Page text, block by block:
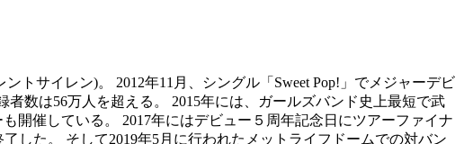
トサイレン)。 2012年11月、シングル「Sweet Pop!」でメジャーデビ
数は56万人を超える。 2015年には、ガールズバンド史上最短で武
開催している。 2017年にはデビュー５周年記念日にツアーファイナ
した。 そして2019年5月に行われたメットライフドームでの対バン